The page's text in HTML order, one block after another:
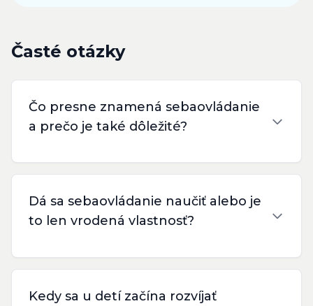
Časté otázky
Čo presne znamená sebaovládanie
a prečo je také dôležité?
Dá sa sebaovládanie naučiť alebo je
to len vrodená vlastnosť?
Kedy sa u detí začína rozvíjať